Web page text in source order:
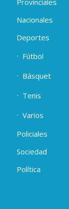
Nacionales
Deportes
Fútbol
Básquet
Tenis
Varios
Policiales
Sociedad
Política